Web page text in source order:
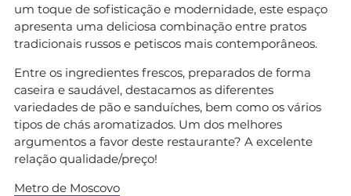
um toque de sofisticação e modernidade, este espaço
apresenta uma deliciosa combinação entre pratos
tradicionais russos e petiscos mais contemporâneos.
Entre os ingredientes frescos, preparados de forma
caseira e saudável, destacamos as diferentes
variedades de pão e sanduíches, bem como os vários
tipos de chás aromatizados. Um dos melhores
argumentos a favor deste restaurante? A excelente
relação qualidade/preço!
Metro de Moscovo